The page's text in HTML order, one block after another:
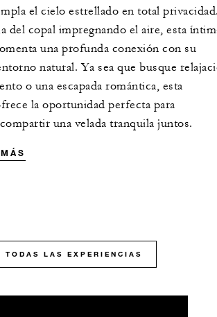
el cielo estrellado en total
del copal impregnando el aire, esta
una profunda conexión con su
natural. Ya sea que busque
o una escapada romántica, esta
la oportunidad perfecta para
una velada tranquila juntos.
TODAS LAS EXPERIENCIAS